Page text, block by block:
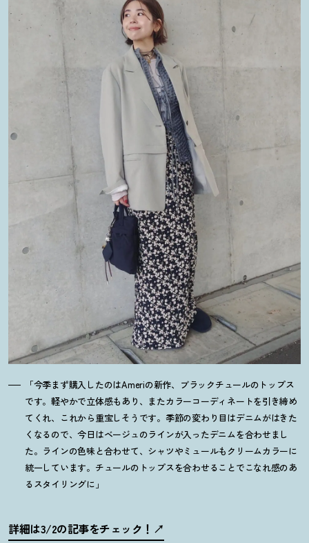
「今季まず購入したのはAmeriの新作、ブラックチュールのトップス
です。軽やかで立体感もあり、またカラーコーディネートを引き締め
てくれ、これから重宝しそうです。季節の変わり目はデニムがはきた
くなるので、今日はベージュのラインが入ったデニムを合わせまし
た。ラインの色味と合わせて、シャツやミュールもクリームカラーに
統一しています。チュールのトップスを合わせることでこなれ感のあ
るスタイリングに」
詳細は3/2の記事をチェック ！